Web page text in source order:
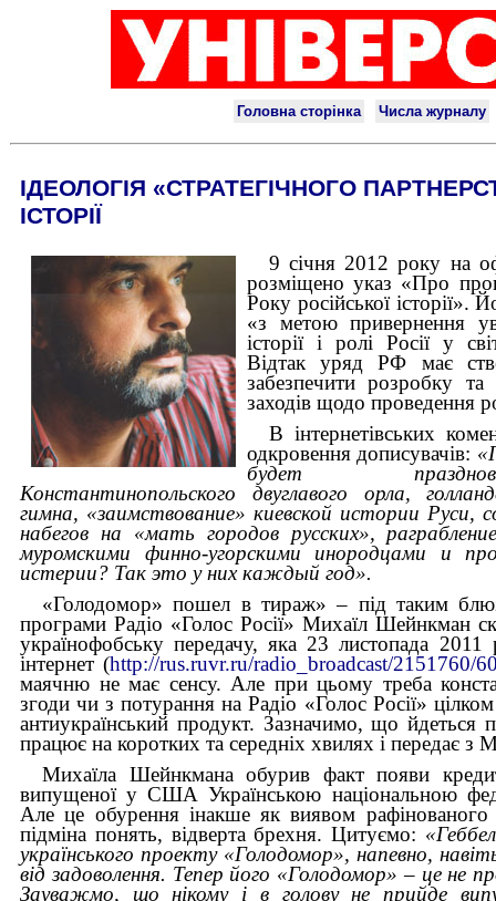
ІДЕОЛОГІЯ «СТРАТЕГІЧНОГО
ІСТОРІЇ
9 січня 2012 року на
розміщено указ «Про
Року російської історії».
«з метою привернення
історії і ролі Росії у
Відтак уряд РФ має
забезпечити розробку
заходів щодо проведення
В інтернетівських
одкровення дописувачів:
будет
Константинопольского двуглавого орла,
гимна, «заимствование» киевской истории Руси,
набегов на «мать городов русских»,
муромскими финно-угорскими инородцами и
истерии? Так это у них каждый год».
«Голодомор» пошел в тираж» – під таким
програми Радіо «Голос Росії» Михаїл Шейнкман
українофобську передачу, яка 23 листопада 2011
інтернет (http://rus.ruvr.ru/radio_broadcast/2151760/
маячню не має сенсу. Але при цьому треба
згоди чи з потурання на Радіо «Голос Росії»
антиукраїнський продукт. Зазначимо, що йдеться
працює на коротких та середніх хвилях і передає
Михаїла Шейнкмана обурив факт появи
випущеної у США Українською національною
Але це обурення інакше як виявом
підміна понять, відверта брехня. Цитуємо:
українського проекту «Голодомор», напевно,
від задоволення. Тепер його «Голодомор» – це не
Зауважмо, що нікому і в голову не прийде